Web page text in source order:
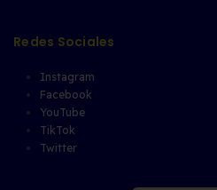
Redes Sociales
Instagram
Facebook
YouTube
TikTok
Twitter